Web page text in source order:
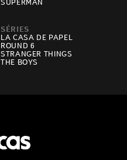
SUPERMAN
SÉRIES
LA CASA DE PAPEL
ROUND 6
STRANGER THINGS
THE BOYS